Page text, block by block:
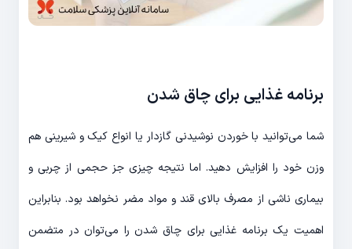
برنامه غذایی برای چاق شدن
شما می‌توانید با خوردن نوشیدنی گازدار یا انواع کیک و شیرینی هم
وزن خود را افزایش دهید. اما نتیجه چیزی جز حجمی از چربی و
بیماری ناشی از مصرف بالای قند و مواد مضر نخواهد بود. بنابراین
اهمیت یک برنامه غذایی برای چاق شدن را می‌توان در متضمن